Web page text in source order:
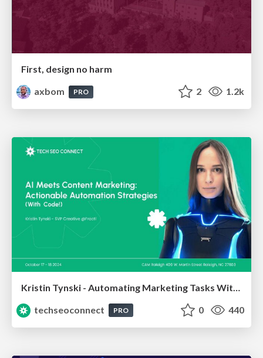
First, design no harm
axbom
PRO 2 1.2k
techseoconnect
PRO 0 440